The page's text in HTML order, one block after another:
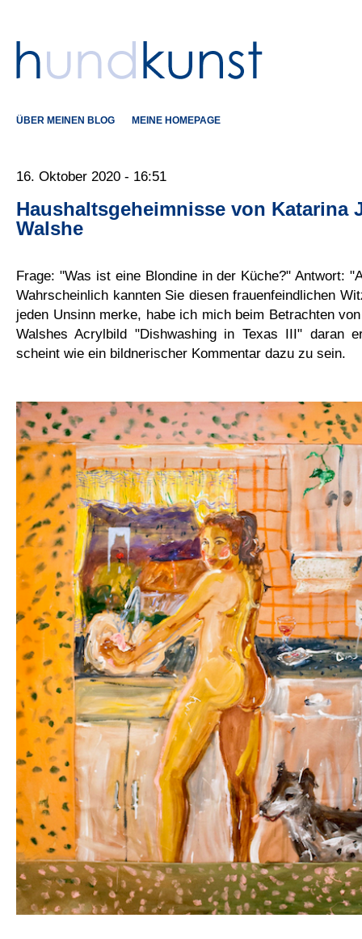
ÜBER MEINEN BLOG MEINE HOMEPAGE
16. Oktober 2020 - 16:51
Haushaltsgeheimnisse von Katarina
Walshe
Frage: "Was ist eine Blondine in der Küche?" Antwort:
Wahrscheinlich kannten Sie diesen frauenfeindlichen
jeden Unsinn merke, habe ich mich beim Betrachten
Walshes Acrylbild "Dishwashing in Texas III" daran
scheint wie ein bildnerischer Kommentar dazu zu sein.